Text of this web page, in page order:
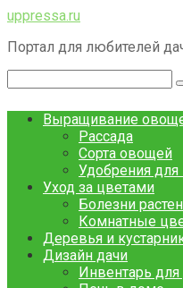
Перейти
контенту
uppressa.ru
Портал для любителей
Выращивание
Рассада
Сорта овощей
Удобрения
Уход за цветами
Болезни
Комнатные
Деревья и
Дизайн дачи
Инвентарь для